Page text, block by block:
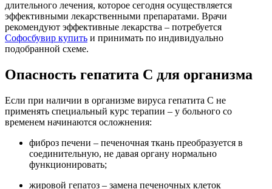
длительного лечения, которое сегодня осуществляется
эффективными лекарственными препаратами. Врачи
рекомендуют эффективные лекарства – потребуется
Софосбувир купить и принимать по индивидуально
подобранной схеме.
Опасность гепатита С для организма
Если при наличии в организме вируса гепатита С не
применять специальный курс терапии – у больного со
временем начинаются осложнения:
фиброз печени – печеночная ткань преобразуется в
соединительную, не давая органу нормально
функционировать;
жировой гепатоз – замена печеночных клеток